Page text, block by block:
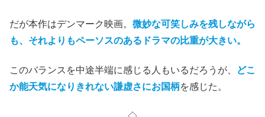
だが本作はデンマーク映画。 微妙な可笑しみを残しながら
も、それよりもペーソスのあるドラマの比重が大きい。
このバランスを中途半端に感じる人もいるだろうが、
どこ
か能天気になりきれない謙虚さにお国柄を感じた。